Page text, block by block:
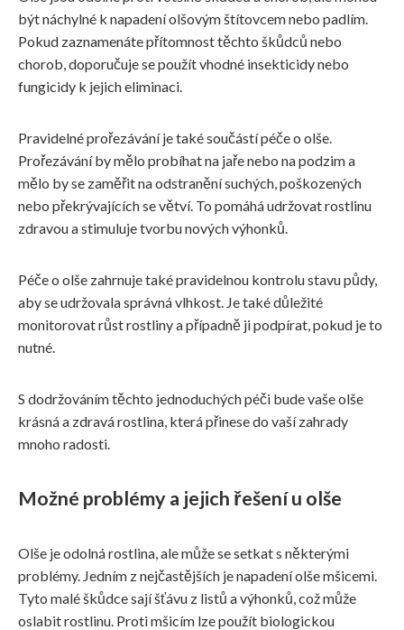
být náchylné k napadení olšovým štítovcem nebo padlím.
Pokud zaznamenáte přítomnost těchto škůdců nebo
chorob, doporučuje se použít vhodné insekticidy nebo
fungicidy k jejich eliminaci.
Pravidelné prořezávání je také součástí péče o olše.
Prořezávání by mělo probíhat na jaře nebo na podzim a
mělo by se zaměřit na odstranění suchých, poškozených
nebo překrývajících se větví. To pomáhá udržovat rostlinu
zdravou a stimuluje tvorbu nových výhonků.
Péče o olše zahrnuje také pravidelnou kontrolu stavu půdy,
aby se udržovala správná vlhkost. Je také důležité
monitorovat růst rostliny a případně ji podpírat, pokud je to
nutné.
S dodržováním těchto jednoduchých péči bude vaše olše
krásná a zdravá rostlina, která přinese do vaší zahrady
mnoho radosti.
Možné problémy a jejich řešení u olše
Olše je odolná rostlina, ale může se setkat s některými
problémy. Jedním z nejčastějších je napadení olše mšicemi.
Tyto malé škůdce sají šťávu z listů a výhonků, což může
oslabit rostlinu. Proti mšicím lze použít biologickou